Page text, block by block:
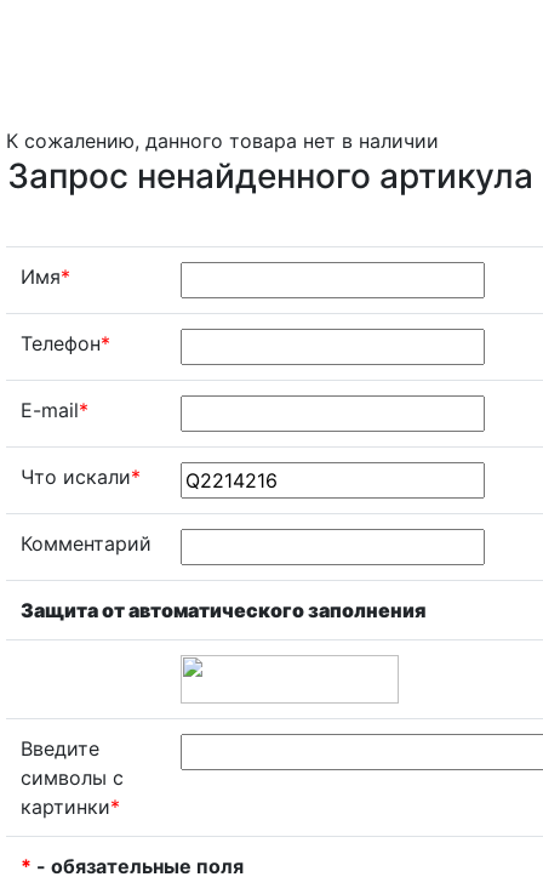
К сожалению, данного товара нет в наличии
Запрос ненайденного артикула
Имя*
Телефон*
E-mail*
Что искали*
Комментарий
Защита от автоматического заполнения
Введите
символы с
картинки*
* - обязательные поля